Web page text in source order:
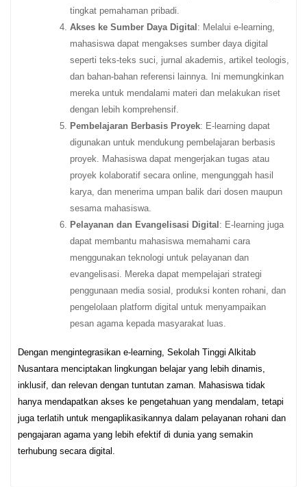
tingkat pemahaman pribadi.
Akses ke Sumber Daya Digital: Melalui e-learning,
mahasiswa dapat mengakses sumber daya digital
seperti teks-teks suci, jurnal akademis, artikel teologis,
dan bahan-bahan referensi lainnya. Ini memungkinkan
mereka untuk mendalami materi dan melakukan riset
dengan lebih komprehensif.
Pembelajaran Berbasis Proyek: E-learning dapat
digunakan untuk mendukung pembelajaran berbasis
proyek. Mahasiswa dapat mengerjakan tugas atau
proyek kolaboratif secara online, mengunggah hasil
karya, dan menerima umpan balik dari dosen maupun
sesama mahasiswa.
Pelayanan dan Evangelisasi Digital: E-learning juga
dapat membantu mahasiswa memahami cara
menggunakan teknologi untuk pelayanan dan
evangelisasi. Mereka dapat mempelajari strategi
penggunaan media sosial, produksi konten rohani, dan
pengelolaan platform digital untuk menyampaikan
pesan agama kepada masyarakat luas.
Dengan mengintegrasikan e-learning, Sekolah Tinggi Alkitab
Nusantara menciptakan lingkungan belajar yang lebih dinamis,
inklusif, dan relevan dengan tuntutan zaman. Mahasiswa tidak
hanya mendapatkan akses ke pengetahuan yang mendalam, tetapi
juga terlatih untuk mengaplikasikannya dalam pelayanan rohani dan
pengajaran agama yang lebih efektif di dunia yang semakin
terhubung secara digital.